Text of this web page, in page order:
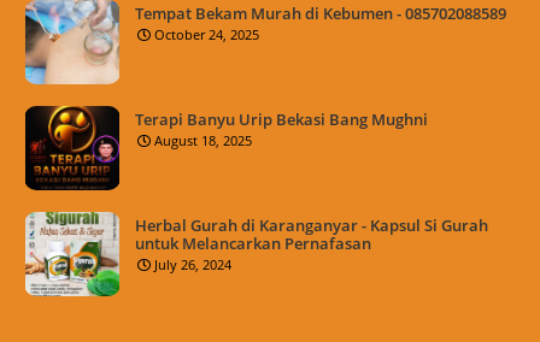
Tempat Bekam Murah di Kebumen - 085702088589
October 24, 2025
Terapi Banyu Urip Bekasi Bang Mughni
August 18, 2025
Herbal Gurah di Karanganyar - Kapsul Si Gurah
untuk Melancarkan Pernafasan
July 26, 2024